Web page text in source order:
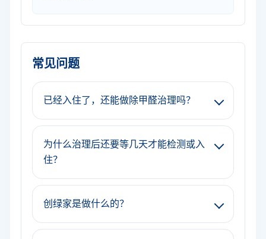
常见问题
已经入住了，还能做除甲醛治理吗？
为什么治理后还要等几天才能检测或入
住？
创绿家是做什么的？